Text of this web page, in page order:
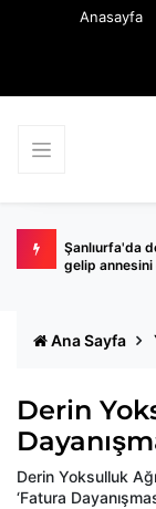
Anasayfa
Şanlıurfa'da
gelip
Ana Sayfa
Derin
Derin Yoksulluk
‘Fatura